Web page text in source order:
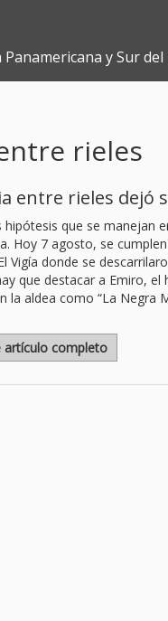
y Sur del
rieles
entre rieles dejó
hipótesis que se manejan
Hoy 7 agosto, se
Vigía donde se
que destacar a Emiro,
la aldea como “La Negra
artículo completo